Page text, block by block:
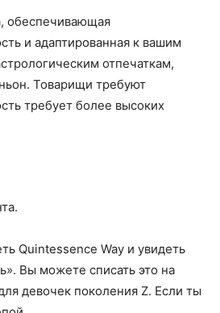
обеспечивающая
и адаптированная к вашим
отпечаткам,
Товарищи требуют
требует более высоких
Quintessence Way и увидеть
Вы можете списать это на
девочек поколения Z. Если ты